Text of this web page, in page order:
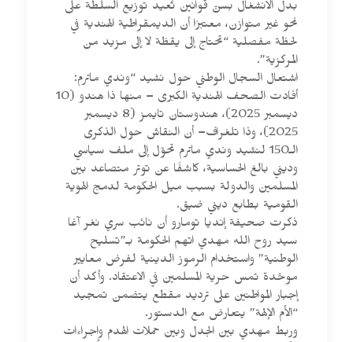
بدل الانشغال بسنّ قوانين تُعيد توزيع السلطة على
نحو غير متوازن، معتبرًا أن الديمقراطية الهندية في
لحظة مفصلية “تحتاج إلى يقظة لا إلى مزيد من
المركزية”.
اشتعال السجال الوطني حول نشيد “وندي ماترم:
أفادت الصحف الهندية الكبرى – منها ذا هندو (10
ديسمبر 2025)، هندوستان تايمز (8 ديسمبر
2025)، وذا تلغراف– أن النقاش حول الذكرى
الـ150 لنشيد وندي ماترم تحوّل إلى ملف سياسي
وديني بالغ الحساسية، كاشفًا عن توتر متصاعد بين
المسلمين والدولة بسبب ميل الحكومة لدمج الهوية
القومية بطابع ديني ضيق.
ذكرت صحيفة إنديا تومارو أن نائب سري نغر آغا
سيد روح الله مهدي اتهم الحكومة بـ”تسليح
الوطنية” واستخدام الرموز الدينية لفرض معايير
موحّدة تمس حرية المسلمين في الاعتقاد. وأكد أن
إجبار المواطنين على ترديد مقطع يتضمن تمجيد
“الأم الإلهة” يتعارض مع الدستور.
وربط مهدي بين الجدل وبين حملات الهدم وإجراءات